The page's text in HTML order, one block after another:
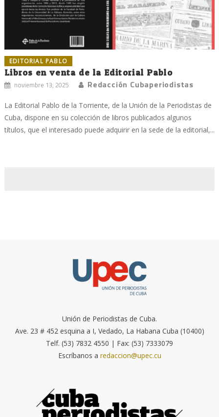
EDITORIAL PABLO
Libros en venta de la Editorial Pablo
noviembre 13, 2025 Redacción Cubaperiodistas
La Editorial Pablo de la Torriente, de la Unión de la Periodistas de
Cuba, dispone en su colección de libros publicados algunos
títulos, que el interesado puede adquirir en la sede de la editorial,...
Unión de Periodistas de Cuba.
Ave. 23 # 452 esquina a I, Vedado, La Habana Cuba (10400)
Telf. (53) 7832 4550 | Fax: (53) 7333079
Escríbanos a redaccion@upec.cu